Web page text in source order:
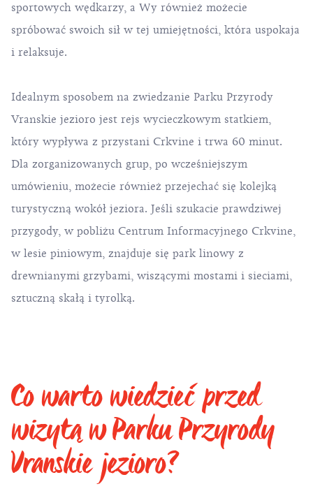
sportowych wędkarzy, a Wy również możecie
spróbować swoich sił w tej umiejętności, która uspokaja
i relaksuje.
Idealnym sposobem na zwiedzanie Parku Przyrody
Vranskie jezioro jest rejs wycieczkowym statkiem,
który wypływa z przystani Crkvine i trwa 60 minut.
Dla zorganizowanych grup, po wcześniejszym
umówieniu, możecie również przejechać się kolejką
turystyczną wokół jeziora. Jeśli szukacie prawdziwej
przygody, w pobliżu Centrum Informacyjnego Crkvine,
w lesie piniowym, znajduje się park linowy z
drewnianymi grzybami, wiszącymi mostami i sieciami,
sztuczną skałą i tyrolką.
Co warto wiedzieć przed
wizytą w Parku Przyrody
Vranskie jezioro?